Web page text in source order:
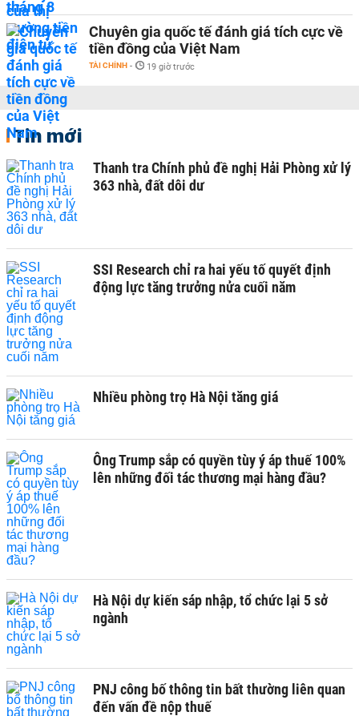
Chuyên gia quốc tế đánh giá tích cực về
tiền đồng của Việt Nam
TÀI CHÍNH - 19 giờ trước
Tin mới
Thanh tra Chính phủ đề nghị Hải Phòng xử lý
363 nhà, đất dôi dư
SSI Research chỉ ra hai yếu tố quyết định
động lực tăng trưởng nửa cuối năm
Nhiều phòng trọ Hà Nội tăng giá
Ông Trump sắp có quyền tùy ý áp thuế 100%
lên những đối tác thương mại hàng đầu?
Hà Nội dự kiến sáp nhập, tổ chức lại 5 sở
ngành
PNJ công bố thông tin bất thường liên quan
đến vấn đề nộp thuế